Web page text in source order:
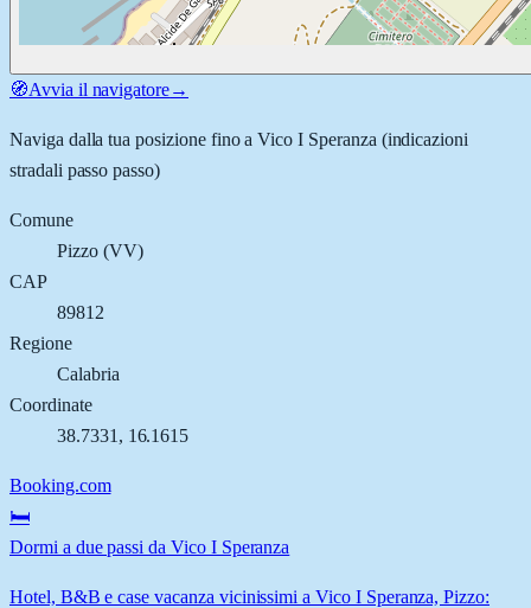
🧭Avvia il navigatore→
Naviga dalla tua posizione fino aVico I Speranza (indicazioni
stradali passo passo)
Comune
Pizzo(VV)
CAP
89812
Regione
Calabria
Coordinate
38.7331 , 16.1615
Booking.com
🛏️
Dormi a due passi da Vico I Speranza
Hotel, B&B e case vacanza vicinissimi a Vico I Speranza, Pizzo: